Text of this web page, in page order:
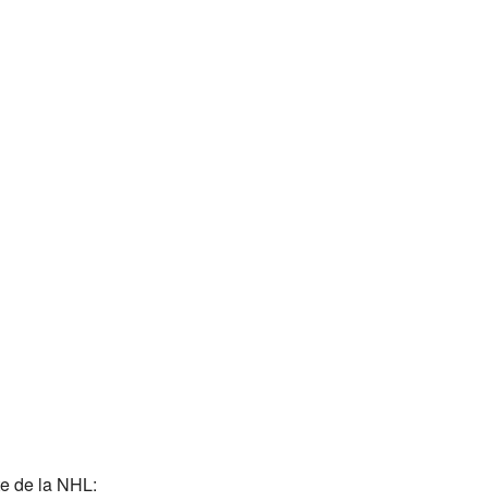
de la NHL: